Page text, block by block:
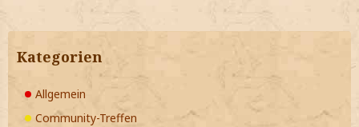
Kategorien
Allgemein
Community-Treffen